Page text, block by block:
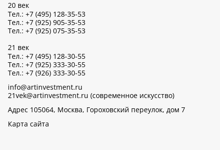
20 век
Тел.: +7 (495) 128-35-53
Тел.: +7 (925) 905-35-53
Тел.: +7 (925) 075-35-53
21 век
Тел.: +7 (495) 128-30-55
Тел.: +7 (925) 333-30-55
Тел.: +7 (926) 333-30-55
info@artinvestment.ru
21vek@artinvestment.ru (современное искусство)
Адрес 105064, Москва, Гороховский переулок, дом 7
Карта сайта